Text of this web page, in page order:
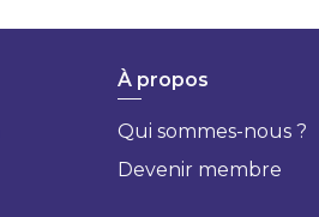
À propos
Qui sommes-nous ?
Devenir membre